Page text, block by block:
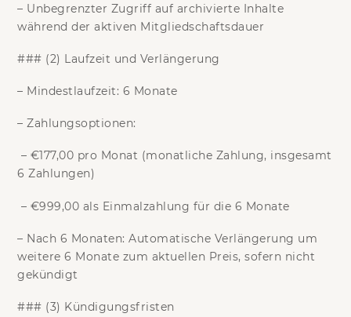
– Unbegrenzter Zugriff auf archivierte Inhalte
während der aktiven Mitgliedschaftsdauer
### (2) Laufzeit und Verlängerung
– Mindestlaufzeit: 6 Monate
–Zahlungsoptionen:
– €177,00 pro Monat (monatliche Zahlung, insgesamt
6 Zahlungen)
– €999,00 als Einmalzahlung für die 6 Monate
– Nach 6 Monaten: Automatische Verlängerung um
weitere 6 Monate zum aktuellen Preis, sofern nicht
gekündigt
### (3) Kündigungsfristen